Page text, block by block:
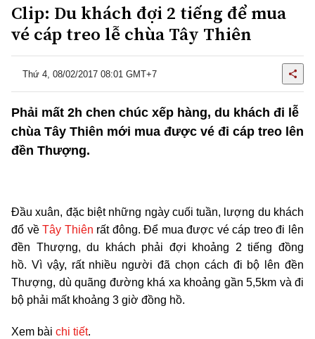
Clip: Du khách đợi 2 tiếng để mua
vé cáp treo lễ chùa Tây Thiên
Thứ 4, 08/02/2017 08:01 GMT+7
Phải mất 2h chen chúc xếp hàng, du khách đi lễ
chùa Tây Thiên mới mua được vé đi cáp treo lên
đền Thượng.
Đầu xuân, đặc biệt những ngày cuối tuần, lượng du khách
đổ vềTây Thiên rất đông. Để mua được vé cáp treo đi lên
đền Thượng, du khách phải đợi khoảng 2 tiếng đồng
hồ. Vì vậy, rất nhiều người đã chọn cách đi bộ lên đền
Thượng, dù quãng đường khá xa khoảng gần 5,5km và đi
bộ phải mất khoảng 3 giờ đồng hồ.
Xem bài chi tiết.